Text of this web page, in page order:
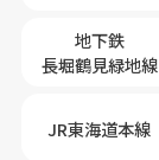
地下鉄
長堀鶴見緑地線
JR東海道本線